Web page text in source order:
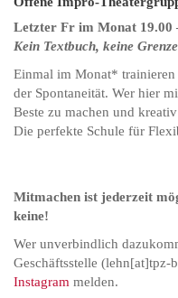
Letzter Fr im Monat 19.00
Kein Textbuch, keine
Einmal im Monat*
der Spontaneität. Wer hier
Beste zu machen und
Die perfekte Schule für
Mitmachen ist jederzeit
keine!
Wer unverbindlich
Geschäftsstelle (lehn[at]tpz-
Instagram melden.